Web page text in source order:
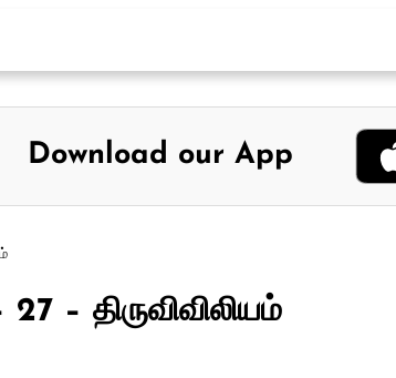
Download our App
– திருவிவிலியம்